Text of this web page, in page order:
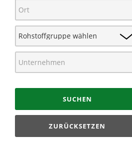
SUCHEN
ZURÜCKSETZEN